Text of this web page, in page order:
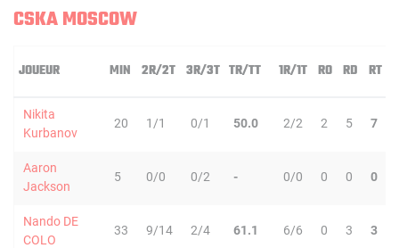
CSKA MOSCOW
JOUEUR MIN 2R/2T 3R/3T TR/TT 1R/1T RO RD RT
Nikita
Kurbanov
20 1/1 0/1 50.0 2/2 2 5 7
Aaron
Jackson
5 0/0 0/2 - 0/0 0 0 0
Nando DE
COLO
33 9/14 2/4 61.1 6/6 0 3 3